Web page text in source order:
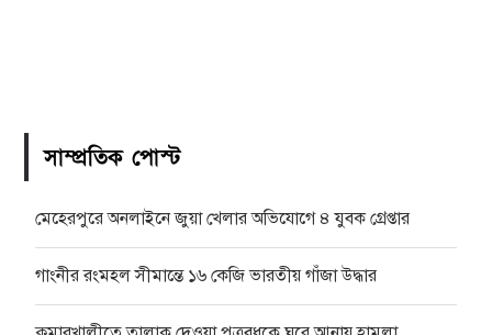
সাম্প্রতিক পোস্ট
মেহেরপুরে অনলাইনে জুয়া খেলার অভিযোগে ৪ যুবক গ্রেপ্তার
গাংনীর রংমহল সীমান্তে ১৬ কেজি ভারতীয় গাঁজা উদ্ধার